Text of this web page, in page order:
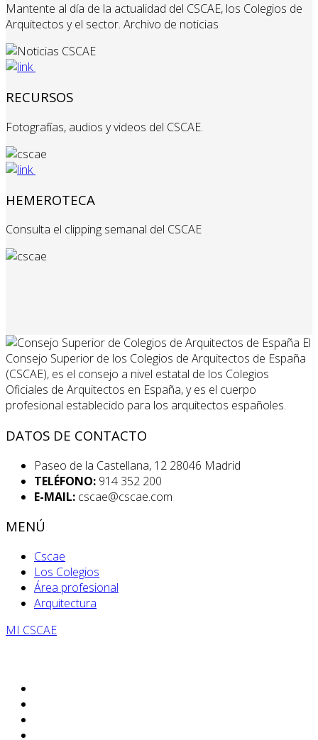
Mantente al día de la actualidad del CSCAE, los Colegios de
Arquitectos y el sector. Archivo de noticias
RECURSOS
Fotografías, audios y videos del CSCAE.
HEMEROTECA
Consulta el clipping semanal del CSCAE
El
Consejo Superior de los Colegios de Arquitectos de España
(CSCAE), es el consejo a nivel estatal de los Colegios
Oficiales de Arquitectos en España, y es el cuerpo
profesional establecido para los arquitectos españoles.
DATOS DE CONTACTO
Paseo de la Castellana, 12 28046 Madrid
TELÉFONO: 914 352 200
E-MAIL: cscae@cscae.com
MENÚ
Cscae
Los Colegios
Área profesional
Arquitectura
MI CSCAE